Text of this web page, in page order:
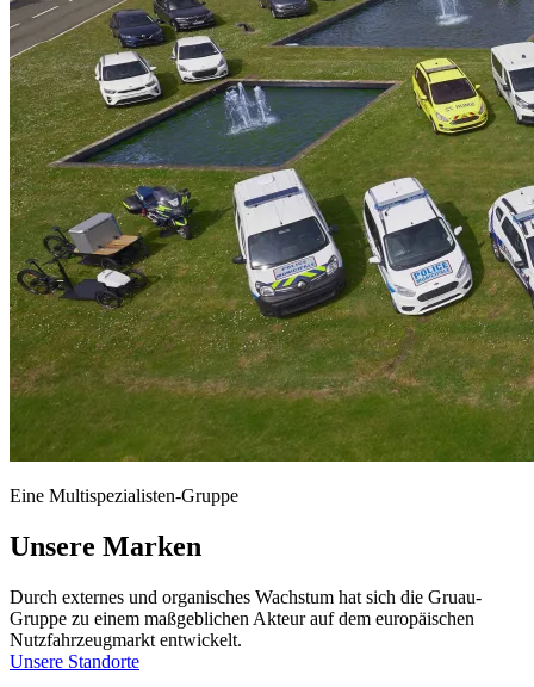
Eine Multispezialisten-Gruppe
Unsere Marken
Durch externes und organisches Wachstum hat sich die Gruau-
Gruppe zu einem maßgeblichen Akteur auf dem europäischen
Nutzfahrzeugmarkt entwickelt.
Unsere Standorte